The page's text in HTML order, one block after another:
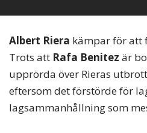
Albert Riera kämpar för att
Trots att Rafa Benitez är
upprörda över Rieras
eftersom det förstörde för
lagsammanhållning som